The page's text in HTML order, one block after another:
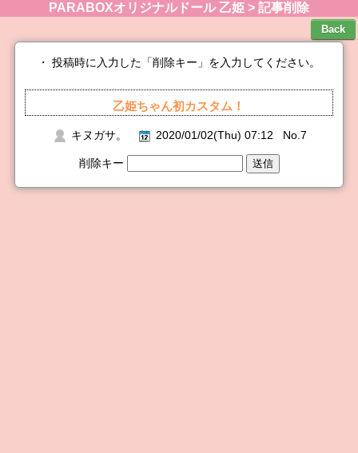
PARABOXオリジナルドール 乙姫 > 記事削除
・ 投稿時に入力した「削除キー」を入力してください。
乙姫ちゃん初カスタム！
キヌガサ。 2020/01/02(Thu) 07:12 No.7
削除キー